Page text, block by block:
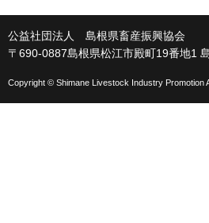
公益社団法人 島根県畜産振興協会
〒690-0887島根県松江市殿町19番地1
Copyright © Shimane Livestock Industry Promotion